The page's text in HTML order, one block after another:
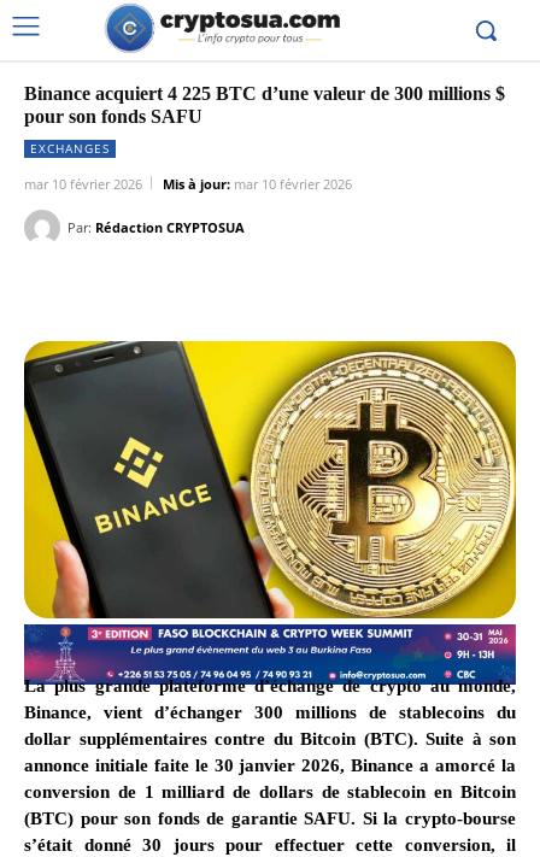
Binance acquiert 4 225 BTC d’une valeur de 300 millions $
pour son fonds SAFU
EXCHANGES
mar 10 février 2026 Mis à jour: mar 10 février 2026
Par: Rédaction CRYPTOSUA
La plus grande plateforme d’échange de crypto au monde,
Binance, vient d’échanger 300 millions de stablecoins du
dollar supplémentaires contre du Bitcoin (BTC). Suite à son
annonce initiale faite le 30 janvier 2026, Binance a amorcé la
conversion de 1 milliard de dollars de stablecoin en Bitcoin
(BTC) pour son fonds de garantie SAFU. Si la crypto-bourse
s’était donné 30 jours pour effectuer cette conversion, il